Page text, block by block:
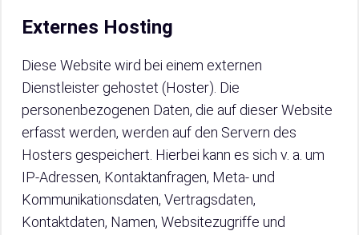
Externes Hosting
Diese Website wird bei einem externen
Dienstleister gehostet (Hoster). Die
personenbezogenen Daten, die auf dieser Website
erfasst werden, werden auf den Servern des
Hosters gespeichert. Hierbei kann es sich v. a. um
IP-Adressen, Kontaktanfragen, Meta- und
Kommunikationsdaten, Vertragsdaten,
Kontaktdaten, Namen, Websitezugriffe und